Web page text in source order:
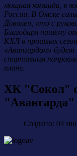
мощная команда, в
России. В Омске
Доволен, что с
Благодаря нашему
КХЛ в прошлых
«Авангардом»
спортивном
плане.
ХК "Сокол"
"Авангарда"
Создано: 04